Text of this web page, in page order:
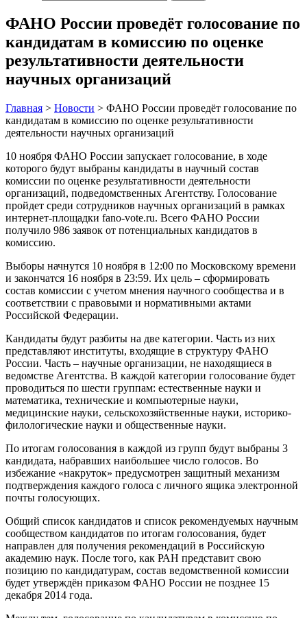
ФАНО России проведёт голосование по
кандидатам в комиссию по оценке
результативности деятельности
научных организаций
Главная > Новости > ФАНО России проведёт голосование по
кандидатам в комиссию по оценке результативности
деятельности научных организаций
10 ноября ФАНО России запускает голосование, в ходе
которого будут выбраны кандидаты в научный состав
комиссии по оценке результативности деятельности
организаций, подведомственных Агентству. Голосование
пройдет среди сотрудников научных организаций в рамках
интернет-площадки fano-vote.ru. Всего ФАНО России
получило 986 заявок от потенциальных кандидатов в
комиссию.
Выборы начнутся 10 ноября в 12:00 по Московскому времени
и закончатся 16 ноября в 23:59. Их цель – сформировать
состав комиссии с учетом мнения научного сообщества и в
соответствии с правовыми и нормативными актами
Российской Федерации.
Кандидаты будут разбиты на две категории. Часть из них
представляют институты, входящие в структуру ФАНО
России. Часть – научные организации, не находящиеся в
ведомстве Агентства. В каждой категории голосование будет
проводиться по шести группам: естественные науки и
математика, технические и компьютерные науки,
медицинские науки, сельскохозяйственные науки, историко-
филологические науки и общественные науки.
По итогам голосования в каждой из групп будут выбраны 3
кандидата, набравших наибольшее число голосов. Во
избежание «накруток» предусмотрен защитный механизм
подтверждения каждого голоса с личного ящика электронной
почты голосующих.
Общий список кандидатов и список рекомендуемых научным
сообществом кандидатов по итогам голосования, будет
направлен для получения рекомендаций в Российскую
академию наук. После того, как РАН представит свою
позицию по кандидатурам, состав ведомственной комиссии
будет утверждён приказом ФАНО России не позднее 15
декабря 2014 года.